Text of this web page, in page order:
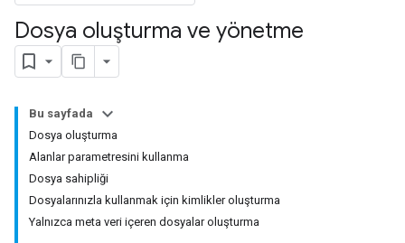
Dosya oluşturma ve yönetme
Bu sayfada
Dosya oluşturma
Alanlar parametresini kullanma
Dosya sahipliği
Dosyalarınızla kullanmak için kimlikler oluşturma
Yalnızca meta veri içeren dosyalar oluşturma